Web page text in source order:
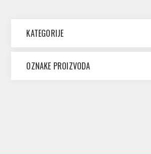
KATEGORIJE
OZNAKE PROIZVODA